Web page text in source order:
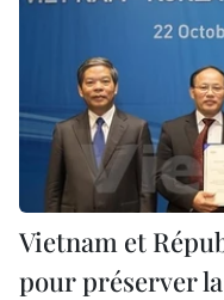
Vietnam et
pour préserver